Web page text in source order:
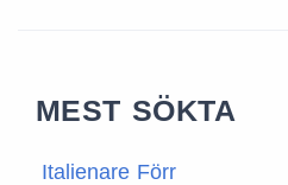
MEST SÖKTA
Italienare Förr